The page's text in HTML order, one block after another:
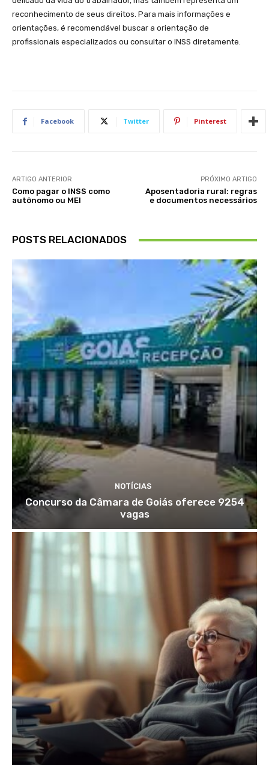
reconhecimento de seus direitos. ​Para mais informações e
orientações, é recomendável buscar a⁢ orientação ​de⁤
profissionais⁤ especializados ou consultar o INSS diretamente.
Facebook Twitter Pinterest
ARTIGO ANTERIOR
Como pagar o INSS como
autônomo ou MEI
PRÓXIMO ARTIGO
Aposentadoria rural: regras
e documentos necessários
POSTS RELACIONADOS
NOTÍCIAS
Concurso da Câmara de Goiás oferece 9254
vagas